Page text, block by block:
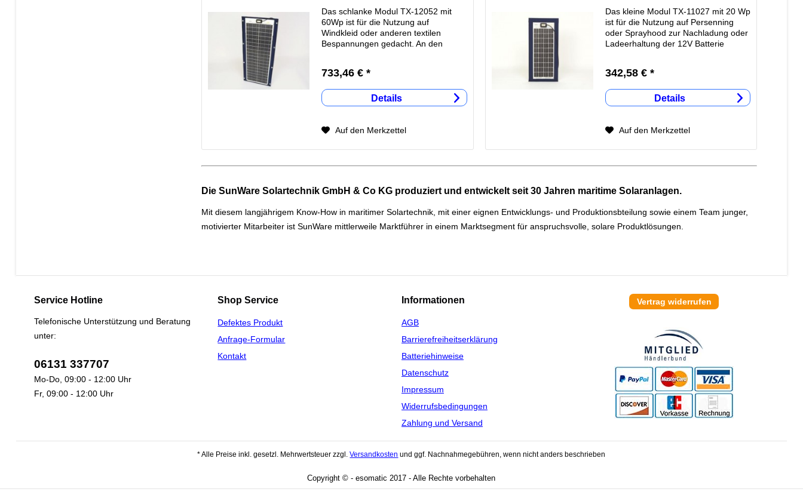
Das schlanke Modul TX-12052 mit
60Wp ist für die Nutzung auf
Windkleid oder anderen textilen
Bespannungen gedacht. An den
eingesetzt. Die beiliegenden
Unterteile...
733,46 € *
Details
Auf den Merkzettel
Das kleine Modul TX-11027 mit 20 Wp
ist für die Nutzung auf Persenning
oder Sprayhood zur Nachladung oder
Ladeerhaltung der 12V Batterie
über einen Laderegler an die...
342,58 € *
Details
Auf den Merkzettel
Die SunWare Solartechnik GmbH & Co KG produziert und entwickelt seit 30 Jahren maritime Solaranlagen.
Mit diesem langjährigem Know-How in maritimer Solartechnik, mit einer eignen Entwicklungs- und Produktionsbteilung sowie einem Team junger,
motivierter Mitarbeiter ist SunWare mittlerweile Marktführer in einem Marktsegment für anspruchsvolle, solare Produktlösungen.
Service Hotline
Telefonische Unterstützung und Beratung
unter:
06131 337707
Mo-Do, 09:00 - 12:00 Uhr
Fr, 09:00 - 12:00 Uhr
Shop Service
Defektes Produkt
Anfrage-Formular
Kontakt
Informationen
AGB
Barrierefreiheitserklärung
Batteriehinweise
Datenschutz
Impressum
Widerrufsbedingungen
Zahlung und Versand
Vertrag widerrufen
* Alle Preise inkl. gesetzl. Mehrwertsteuer zzgl.Versandkosten und ggf. Nachnahmegebühren, wenn nicht anders beschrieben
Copyright © - esomatic 2017 - Alle Rechte vorbehalten